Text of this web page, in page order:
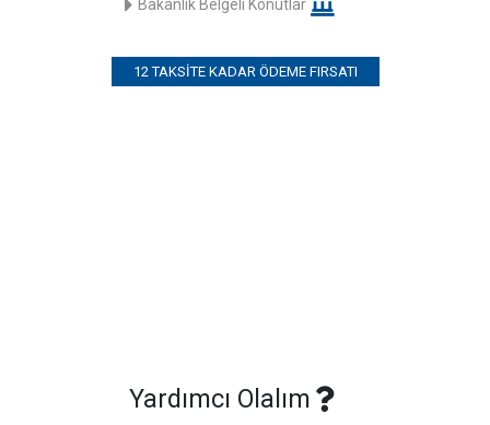
Bakanlık Belgeli Konutlar
12 TAKSITE KADAR ÖDEME FIRSATI
Yardımcı Olalım